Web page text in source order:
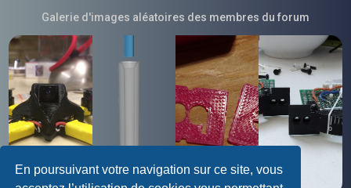
En poursuivant votre navigation sur ce site, vous
Galerie d'images aléatoires des membres du forum